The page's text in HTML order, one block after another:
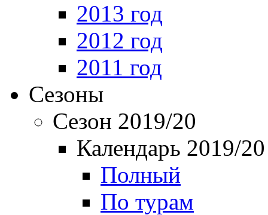
2013 год
2012 год
2011 год
Сезоны
Сезон 2019/20
Календарь 2019/20
Полный
По турам